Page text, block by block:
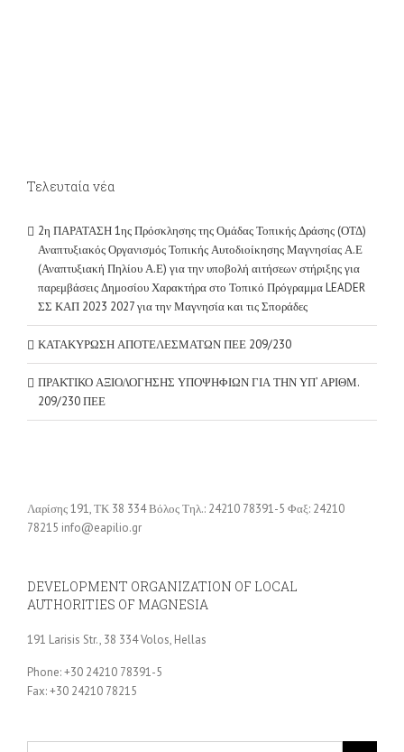
Τελευταία νέα
2η ΠΑΡΑΤΑΣΗ 1ης Πρόσκλησης της Ομάδας Τοπικής Δράσης (ΟΤΔ)
Αναπτυξιακός Οργανισμός Τοπικής Αυτοδιοίκησης Μαγνησίας Α.Ε
(Αναπτυξιακή Πηλίου Α.Ε) για την υποβολή αιτήσεων στήριξης για
παρεμβάσεις Δημοσίου Χαρακτήρα στο Τοπικό Πρόγραμμα LEADER
ΣΣ ΚΑΠ 2023 2027 για την Μαγνησία και τις Σποράδες
ΚΑΤΑΚΥΡΩΣΗ ΑΠΟΤΕΛΕΣΜΑΤΩΝ ΠΕΕ 209/230
ΠΡΑΚΤΙΚΟ ΑΞΙΟΛΟΓΗΣΗΣ ΥΠΟΨΗΦΙΩΝ ΓΙΑ ΤΗΝ ΥΠ’ ΑΡΙΘΜ.
209/230 ΠΕΕ
Λαρίσης 191, ΤΚ 38 334 Βόλος Τηλ.: 24210 78391-5 Φαξ: 24210
78215 info@eapilio.gr
DEVELOPMENT ORGANIZATION OF LOCAL
AUTHORITIES OF MAGNESIA
191 Larisis Str., 38 334 Volos, Hellas
Phone: +30 24210 78391-5
Fax: +30 24210 78215